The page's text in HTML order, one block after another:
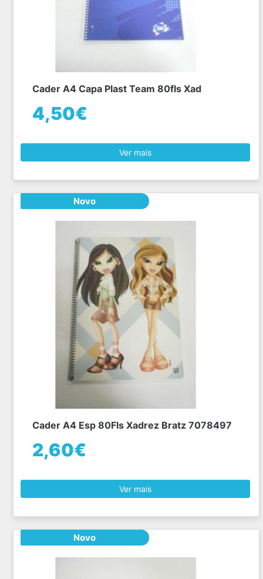
Cader A4 Capa Plast Team 80fls Xad
4,50€
Ver mais
Novo
Cader A4 Esp 80Fls Xadrez Bratz 7078497
2,60€
Ver mais
Novo